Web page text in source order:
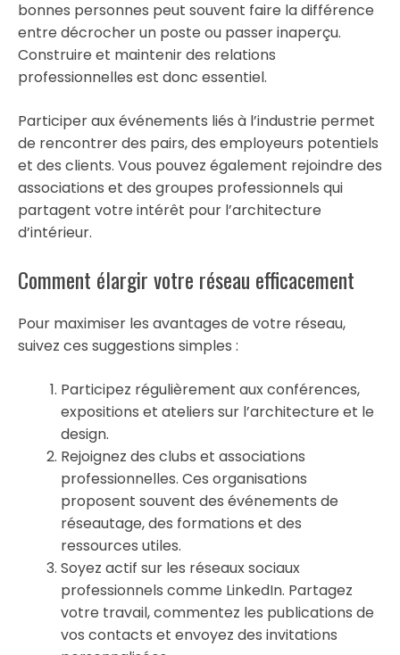
bonnes personnes peut souvent faire la différence
entre décrocher un poste ou passer inaperçu.
Construire et maintenir des relations
professionnelles est donc essentiel.
Participer aux événements liés à l’industrie permet
de rencontrer des pairs, des employeurs potentiels
et des clients. Vous pouvez également rejoindre des
associations et des groupes professionnels qui
partagent votre intérêt pour l’architecture
d’intérieur.
Comment élargir votre réseau efficacement
Pour maximiser les avantages de votre réseau,
suivez ces suggestions simples :
Participez régulièrement aux conférences,
expositions et ateliers sur l’architecture et le
design.
Rejoignez des clubs et associations
professionnelles. Ces organisations
proposent souvent des événements de
réseautage, des formations et des
ressources utiles.
Soyez actif sur les réseaux sociaux
professionnels comme LinkedIn. Partagez
votre travail, commentez les publications de
vos contacts et envoyez des invitations